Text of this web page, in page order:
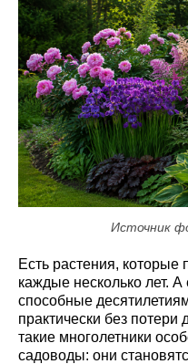
Источник
Есть растения, которые
каждые несколько лет.
способные
практически без
такие многолетники
садоводы: они